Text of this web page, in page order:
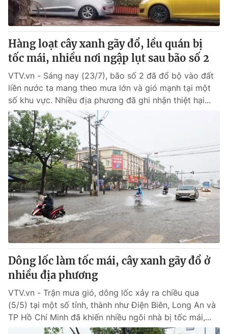
Hàng loạt cây xanh gãy đổ, lều quán bị
tốc mái, nhiều nơi ngập lụt sau bão số 2
VTV.vn - Sáng nay (23/7), bão số 2 đã đổ bộ vào đất
liền nước ta mang theo mưa lớn và gió mạnh tại một
số khu vực. Nhiều địa phương đã ghi nhận thiệt hại...
Dông lốc làm tốc mái, cây xanh gãy đổ ở
nhiều địa phương
VTV.vn - Trận mưa gió, dông lốc xảy ra chiều qua
(5/5) tại một số tỉnh, thành như Điện Biên, Long An và
TP Hồ Chí Minh đã khiến nhiều ngôi nhà bị tốc mái,...